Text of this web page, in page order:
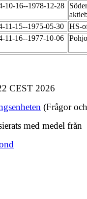
10-16--1978-12-28
11-15--1975-05-30
HS-
11-16--1977-10-06
CEST 2026
(Frågor
med medel från